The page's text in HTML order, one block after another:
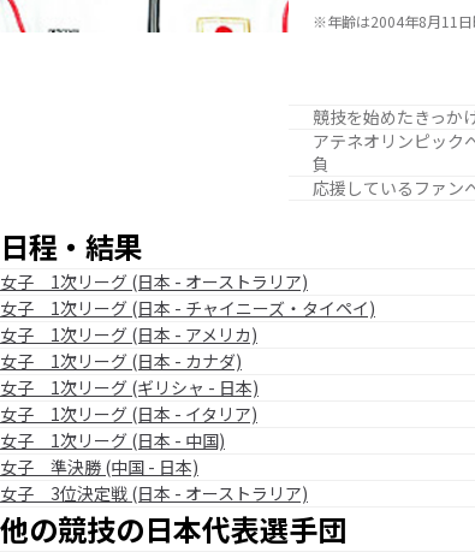
※年齢は2004年8月11日
競技を始めたきっか
アテネオリンピック
負
応援しているファン
日程・結果
女子 1次リーグ (日本 - オーストラリア)
女子 1次リーグ (日本 - チャイニーズ・タイペイ)
女子 1次リーグ (日本 - アメリカ)
女子 1次リーグ (日本 - カナダ)
女子 1次リーグ (ギリシャ - 日本)
女子 1次リーグ (日本 - イタリア)
女子 1次リーグ (日本 - 中国)
女子 準決勝 (中国 - 日本)
女子 3位決定戦 (日本 - オーストラリア)
他の競技の日本代表選手団